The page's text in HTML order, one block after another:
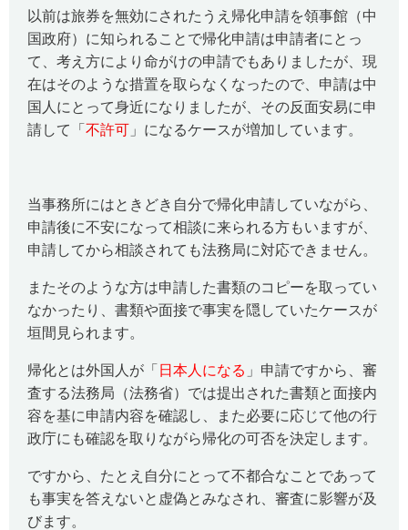
以前は旅券を無効にされたうえ帰化申請を領事館（中
国政府）に知られることで帰化申請は申請者にとっ
て、考え方により命がけの申請でもありましたが、現
在はそのような措置を取らなくなったので、申請は中
国人にとって身近になりましたが、その反面安易に申
請して「 不許可 」になるケースが増加しています。
当事務所にはときどき自分で帰化申請していながら、
申請後に不安になって相談に来られる方もいますが、
申請してから相談されても法務局に対応できません。
またそのような方は申請した書類のコピーを取ってい
なかったり、書類や面接で事実を隠していたケースが
垣間見られます。
帰化とは外国人が「 日本人になる 」申請ですから、審
査する法務局（法務省）では提出された書類と面接内
容を基に申請内容を確認し、また必要に応じて他の行
政庁にも確認を取りながら帰化の可否を決定します。
ですから、たとえ自分にとって不都合なことであって
も事実を答えないと虚偽とみなされ、審査に影響が及
びます。